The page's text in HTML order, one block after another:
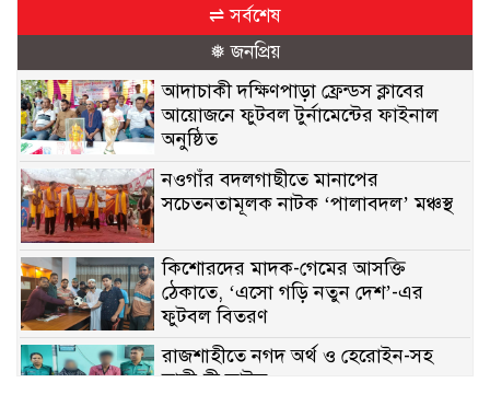
⇌ সর্বশেষ
❅ জনপ্রিয়
আদাচাকী দক্ষিণপাড়া ফ্রেন্ডস ক্লাবের
আয়োজনে ফুটবল টুর্নামেন্টের ফাইনাল
অনুষ্ঠিত
নওগাঁর বদলগাছীতে মানাপের
সচেতনতামূলক নাটক ‘পালাবদল’ মঞ্চস্থ
কিশোরদের মাদক-গেমের আসক্তি
ঠেকাতে, ‘এসো গড়ি নতুন দেশ’-এর
ফুটবল বিতরণ
রাজশাহীতে নগদ অর্থ ও হেরোইন-সহ
স্বামী-স্ত্রী আটক